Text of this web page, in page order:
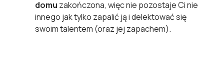
domu zakończona, więc nie pozostaje Ci nie
innego jak tylko zapalić ją i delektować się
swoim talentem (oraz jej zapachem).